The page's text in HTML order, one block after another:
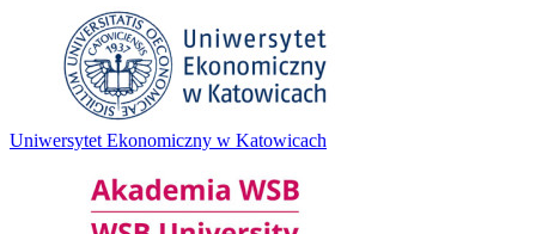
Uniwersytet Ekonomiczny w Katowicach